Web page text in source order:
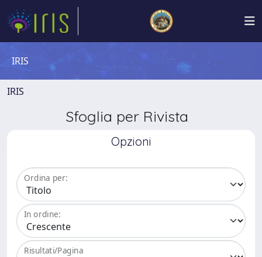
IRIS
IRIS
Sfoglia per Rivista
Opzioni
Ordina per:
In ordine:
Risultati/Pagina